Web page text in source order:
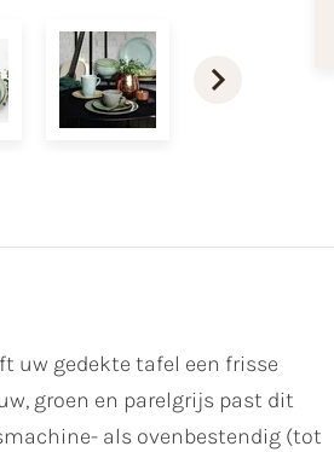
uw gedekte tafel een frisse
groen en parelgrijs past dit
als ovenbestendig (tot